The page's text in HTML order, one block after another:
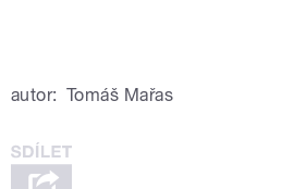
autor: Tomáš Mařas